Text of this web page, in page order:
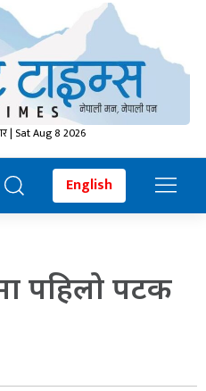
| Sat Aug 8 2026
English
पहिलो पटक